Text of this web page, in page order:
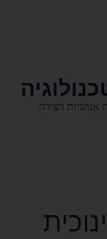
אנושיות ויצירה